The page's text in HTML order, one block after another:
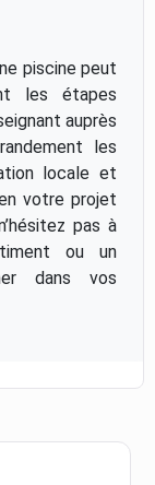
piscine peut
les étapes
auprès
les
locale et
votre projet
pas à
ou un
dans vos